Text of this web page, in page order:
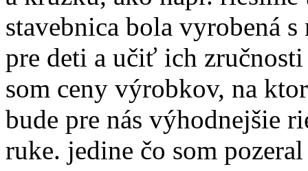
stavebnica bola vyrobená
pre deti a učiť ich
som ceny výrobkov, na
bude pre nás výhodnejšie
ruke. jedine čo som